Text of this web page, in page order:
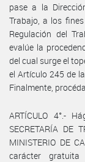
pase a la
Trabajo, a los
Regulación del
evalúe la
del cual surge el
el Artículo 245 de
Finalmente,
ARTÍCULO 4°.-
SECRETARÍA DE
MINISTERIO DE
carácter